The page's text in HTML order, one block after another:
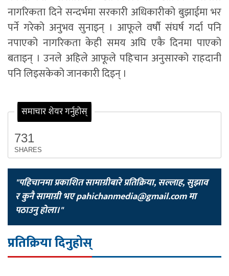
नागरिकता दिने सन्दर्भमा सरकारी अधिकारीको बुझाईमा भर
पर्ने गरेको अनुभव सुनाइन् । आफूले वर्षौ संघर्ष गर्दा पनि
नपाएको नागरिकता केही समय अघि एकै दिनमा पाएको
बताइन् । उनले अहिले आफूले पहिचान अनुसारको राहदानी
पनि लिइसकेको जानकारी दिइन् ।
समाचार शेयर गर्नुहोस्
731
SHARES
"पहिचानमा प्रकाशित सामाग्रीबारे प्रतिक्रिया, सल्लाह, सुझाव
र कुनै सामाग्री भएpahichanmedia@gmail.comमा
पठाउनु होला।"
प्रतिक्रिया दिनुहोस्